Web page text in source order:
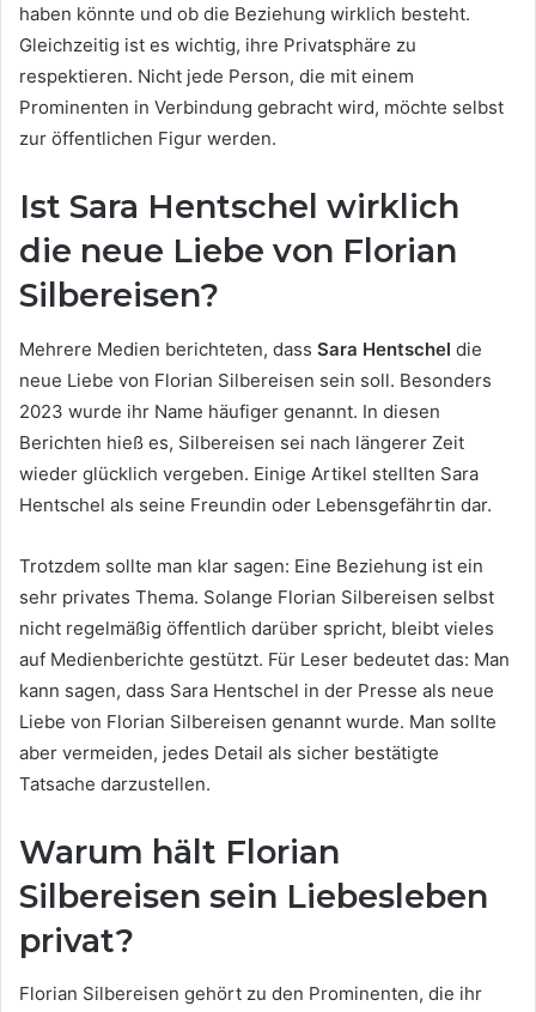
haben könnte und ob die Beziehung wirklich besteht.
Gleichzeitig ist es wichtig, ihre Privatsphäre zu
respektieren. Nicht jede Person, die mit einem
Prominenten in Verbindung gebracht wird, möchte selbst
zur öffentlichen Figur werden.
Ist Sara Hentschel wirklich
die neue Liebe von Florian
Silbereisen?
Mehrere Medien berichteten, dass Sara Hentschel die
neue Liebe von Florian Silbereisen sein soll. Besonders
2023 wurde ihr Name häufiger genannt. In diesen
Berichten hieß es, Silbereisen sei nach längerer Zeit
wieder glücklich vergeben. Einige Artikel stellten Sara
Hentschel als seine Freundin oder Lebensgefährtin dar.
Trotzdem sollte man klar sagen: Eine Beziehung ist ein
sehr privates Thema. Solange Florian Silbereisen selbst
nicht regelmäßig öffentlich darüber spricht, bleibt vieles
auf Medienberichte gestützt. Für Leser bedeutet das: Man
kann sagen, dass Sara Hentschel in der Presse als neue
Liebe von Florian Silbereisen genannt wurde. Man sollte
aber vermeiden, jedes Detail als sicher bestätigte
Tatsache darzustellen.
Warum hält Florian
Silbereisen sein Liebesleben
privat?
Florian Silbereisen gehört zu den Prominenten, die ihr